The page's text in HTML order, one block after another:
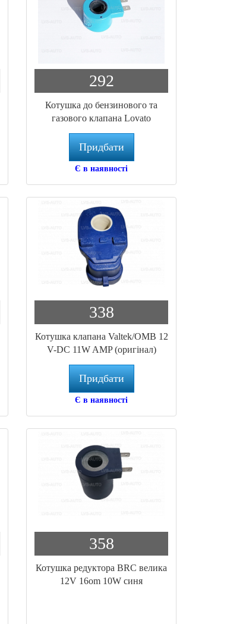
292
Котушка до бензинового та
газового клапана Lovato
Придбати
Є в наявності
338
Котушка клапана Valtek/OMB 12
V-DC 11W AMP (оригінал)
Придбати
Є в наявності
358
Котушка редуктора BRC велика
12V 16om 10W синя